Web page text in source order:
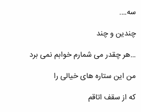
سه….
چندین و چند
…هر چقدر می شمارم خوابم نمی برد
من این ستاره های خیالی را
که از سقف اتاقم